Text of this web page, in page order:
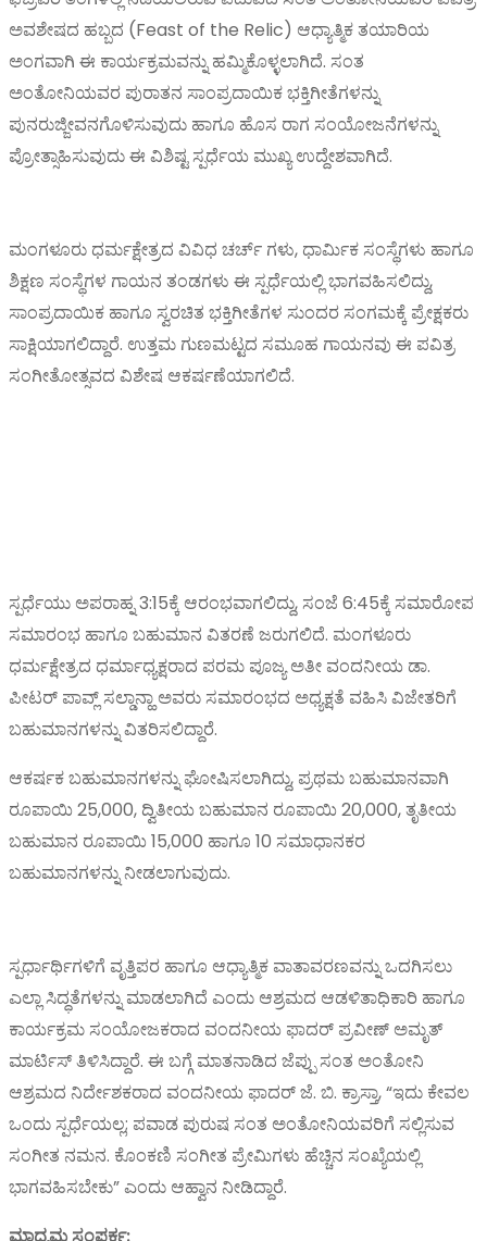
ಅವಶೇಷದ ಹಬ್ಬದ (Feast of the Relic) ಆಧ್ಯಾತ್ಮಿಕ ತಯಾರಿಯ
ಅಂಗವಾಗಿ ಈ ಕಾರ್ಯಕ್ರಮವನ್ನು ಹಮ್ಮಿಕೊಳ್ಳಲಾಗಿದೆ. ಸಂತ
ಅಂತೋನಿಯವರ ಪುರಾತನ ಸಾಂಪ್ರದಾಯಿಕ ಭಕ್ತಿಗೀತೆಗಳನ್ನು
ಪುನರುಜ್ಜೀವನಗೊಳಿಸುವುದು ಹಾಗೂ ಹೊಸ ರಾಗ ಸಂಯೋಜನೆಗಳನ್ನು
ಪ್ರೋತ್ಸಾಹಿಸುವುದು ಈ ವಿಶಿಷ್ಟ ಸ್ಪರ್ಧೆಯ ಮುಖ್ಯ ಉದ್ದೇಶವಾಗಿದೆ.
ಮಂಗಳೂರು ಧರ್ಮಕ್ಷೇತ್ರದ ವಿವಿಧ ಚರ್ಚ್ ಗಳು, ಧಾರ್ಮಿಕ ಸಂಸ್ಥೆಗಳು ಹಾಗೂ
ಶಿಕ್ಷಣ ಸಂಸ್ಥೆಗಳ ಗಾಯನ ತಂಡಗಳು ಈ ಸ್ಪರ್ಧೆಯಲ್ಲಿ ಭಾಗವಹಿಸಲಿದ್ದು,
ಸಾಂಪ್ರದಾಯಿಕ ಹಾಗೂ ಸ್ವರಚಿತ ಭಕ್ತಿಗೀತೆಗಳ ಸುಂದರ ಸಂಗಮಕ್ಕೆ ಪ್ರೇಕ್ಷಕರು
ಸಾಕ್ಷಿಯಾಗಲಿದ್ದಾರೆ. ಉತ್ತಮ ಗುಣಮಟ್ಟದ ಸಮೂಹ ಗಾಯನವು ಈ ಪವಿತ್ರ
ಸಂಗೀತೋತ್ಸವದ ವಿಶೇಷ ಆಕರ್ಷಣೆಯಾಗಲಿದೆ.
ಸ್ಪರ್ಧೆಯು ಅಪರಾಹ್ನ 3:15ಕ್ಕೆ ಆರಂಭವಾಗಲಿದ್ದು, ಸಂಜೆ 6:45ಕ್ಕೆ ಸಮಾರೋಪ
ಸಮಾರಂಭ ಹಾಗೂ ಬಹುಮಾನ ವಿತರಣೆ ಜರುಗಲಿದೆ. ಮಂಗಳೂರು
ಧರ್ಮಕ್ಷೇತ್ರದ ಧರ್ಮಾಧ್ಯಕ್ಷರಾದ ಪರಮ ಪೂಜ್ಯ ಅತೀ ವಂದನೀಯ ಡಾ.
ಪೀಟರ್ ಪಾವ್ಲ್ ಸಲ್ಡಾನ್ಹಾ ಅವರು ಸಮಾರಂಭದ ಅಧ್ಯಕ್ಷತೆ ವಹಿಸಿ ವಿಜೇತರಿಗೆ
ಬಹುಮಾನಗಳನ್ನು ವಿತರಿಸಲಿದ್ದಾರೆ.
ಆಕರ್ಷಕ ಬಹುಮಾನಗಳನ್ನು ಘೋಷಿಸಲಾಗಿದ್ದು, ಪ್ರಥಮ ಬಹುಮಾನವಾಗಿ
ರೂಪಾಯಿ 25,000, ದ್ವಿತೀಯ ಬಹುಮಾನ ರೂಪಾಯಿ 20,000, ತೃತೀಯ
ಬಹುಮಾನ ರೂಪಾಯಿ 15,000 ಹಾಗೂ 10 ಸಮಾಧಾನಕರ
ಬಹುಮಾನಗಳನ್ನು ನೀಡಲಾಗುವುದು.
ಸ್ಪರ್ಧಾರ್ಥಿಗಳಿಗೆ ವೃತ್ತಿಪರ ಹಾಗೂ ಆಧ್ಯಾತ್ಮಿಕ ವಾತಾವರಣವನ್ನು ಒದಗಿಸಲು
ಎಲ್ಲಾ ಸಿದ್ಧತೆಗಳನ್ನು ಮಾಡಲಾಗಿದೆ ಎಂದು ಆಶ್ರಮದ ಆಡಳಿತಾಧಿಕಾರಿ ಹಾಗೂ
ಕಾರ್ಯಕ್ರಮ ಸಂಯೋಜಕರಾದ ವಂದನೀಯ ಫಾದರ್ ಪ್ರವೀಣ್ ಅಮೃತ್
ಮಾರ್ಟಿಸ್ ತಿಳಿಸಿದ್ದಾರೆ. ಈ ಬಗ್ಗೆ ಮಾತನಾಡಿದ ಜೆಪ್ಪು ಸಂತ ಅಂತೋನಿ
ಆಶ್ರಮದ ನಿರ್ದೇಶಕರಾದ ವಂದನೀಯ ಫಾದರ್ ಜೆ. ಬಿ. ಕ್ರಾಸ್ತಾ, “ಇದು ಕೇವಲ
ಒಂದು ಸ್ಪರ್ಧೆಯಲ್ಲ; ಪವಾಡ ಪುರುಷ ಸಂತ ಅಂತೋನಿಯವರಿಗೆ ಸಲ್ಲಿಸುವ
ಸಂಗೀತ ನಮನ. ಕೊಂಕಣಿ ಸಂಗೀತ ಪ್ರೇಮಿಗಳು ಹೆಚ್ಚಿನ ಸಂಖ್ಯೆಯಲ್ಲಿ
ಭಾಗವಹಿಸಬೇಕು” ಎಂದು ಆಹ್ವಾನ ನೀಡಿದ್ದಾರೆ.